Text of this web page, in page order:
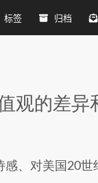
标签 归档
观的差异
感、对美国20